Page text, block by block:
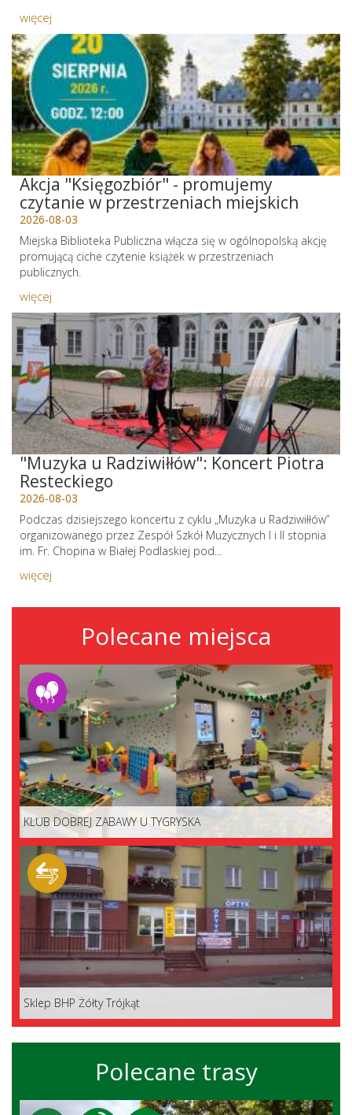
więcej
Akcja "Księgozbiór" - promujemy
czytanie w przestrzeniach miejskich
2026-08-03
Miejska Biblioteka Publiczna włącza się w ogólnopolską akcję
promującą ciche czytenie książek w przestrzeniach
publicznych.
więcej
"Muzyka u Radziwiłłów": Koncert Piotra
Resteckiego
2026-08-03
Podczas dzisiejszego koncertu z cyklu „Muzyka u Radziwiłłów”
organizowanego przez Zespół Szkół Muzycznych I i II stopnia
im. Fr. Chopina w Białej Podlaskiej pod...
więcej
Polecane miejsca
KLUB DOBREJ ZABAWY U TYGRYSKA
Sklep BHP Żółty Trójkąt
Polecane trasy